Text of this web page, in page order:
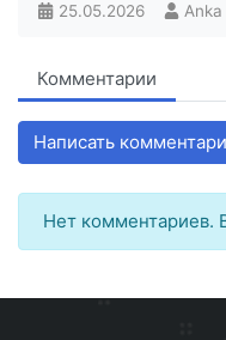
25.05.2026 Anka
Комментарии
Написать
Нет комментариев.